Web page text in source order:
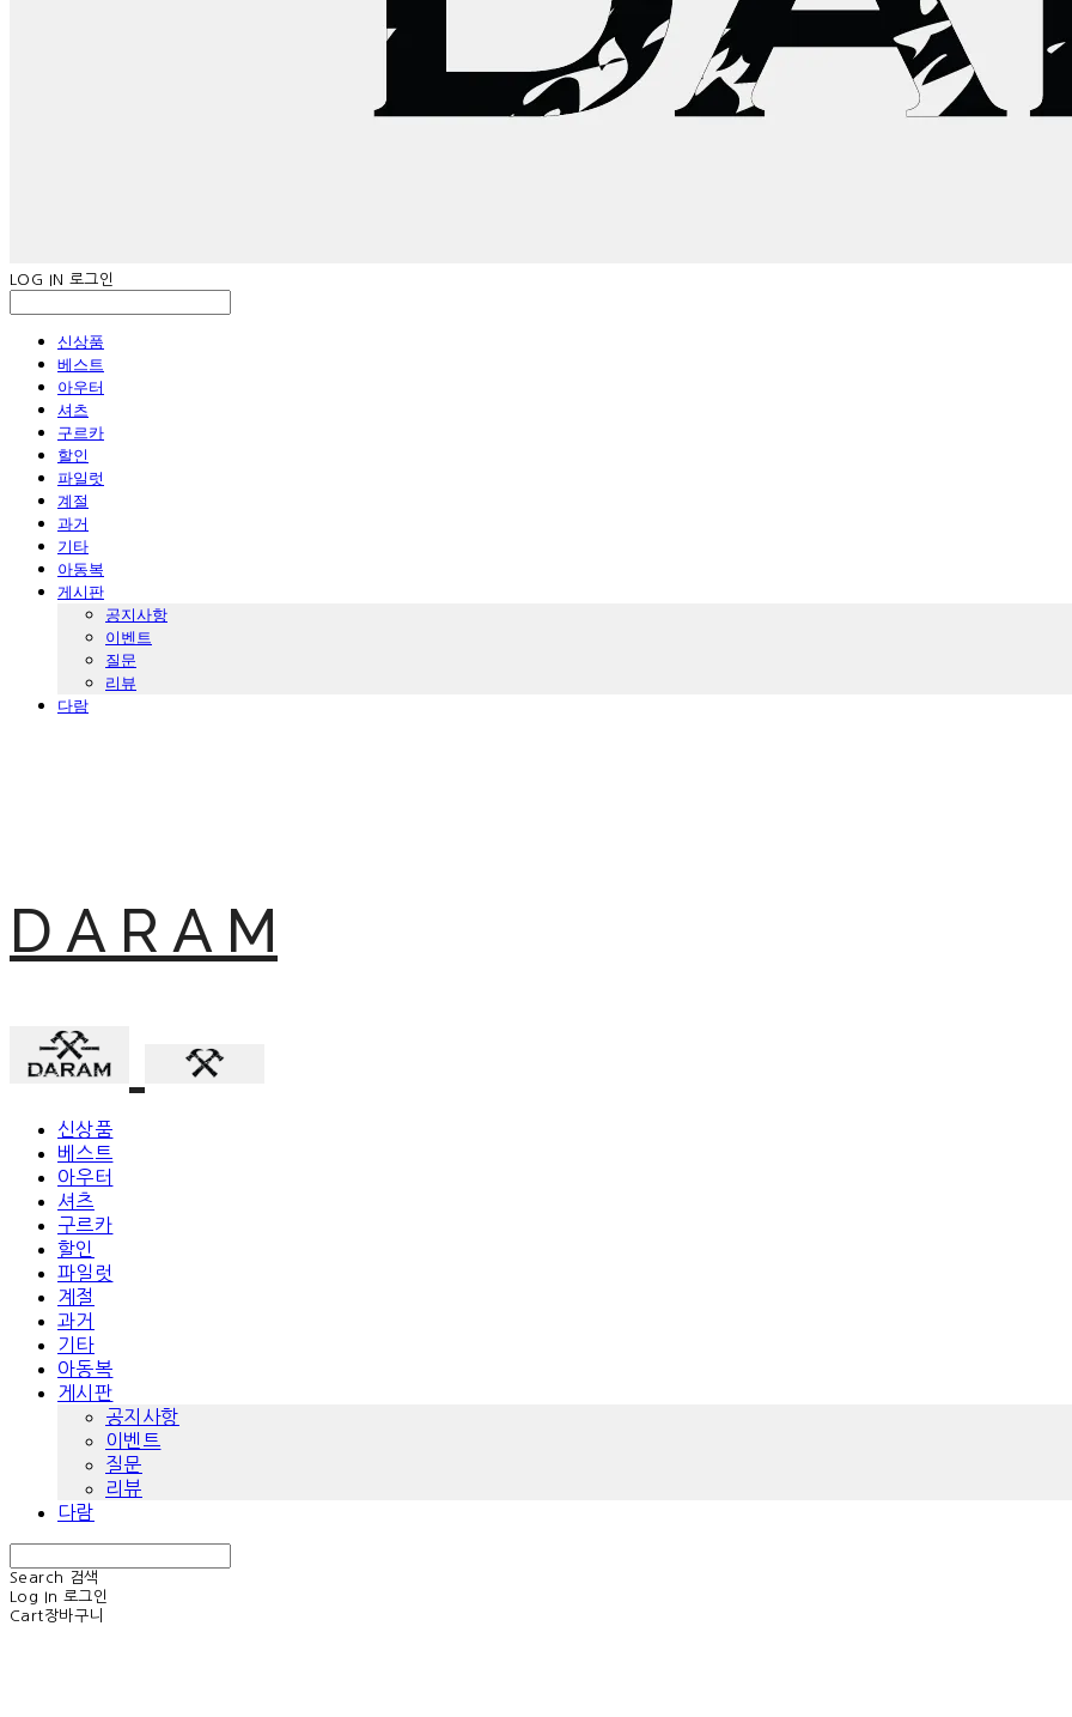
LOG IN 로그인
신상품
베스트
아우터
셔츠
구르카
할인
파일럿
계절
과거
기타
아동복
게시판
공지사항
이벤트
질문
리뷰
다람
D A R A M
신상품
베스트
아우터
셔츠
구르카
할인
파일럿
계절
과거
기타
아동복
게시판
공지사항
이벤트
질문
리뷰
다람
Search
검색
Log In 로그인
Cart장바구니